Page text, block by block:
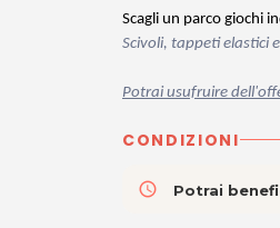
Scagli un parco giochi
Scivoli, tappeti elastici
Potrai usufruire
CONDIZIONI
access_time Potrai